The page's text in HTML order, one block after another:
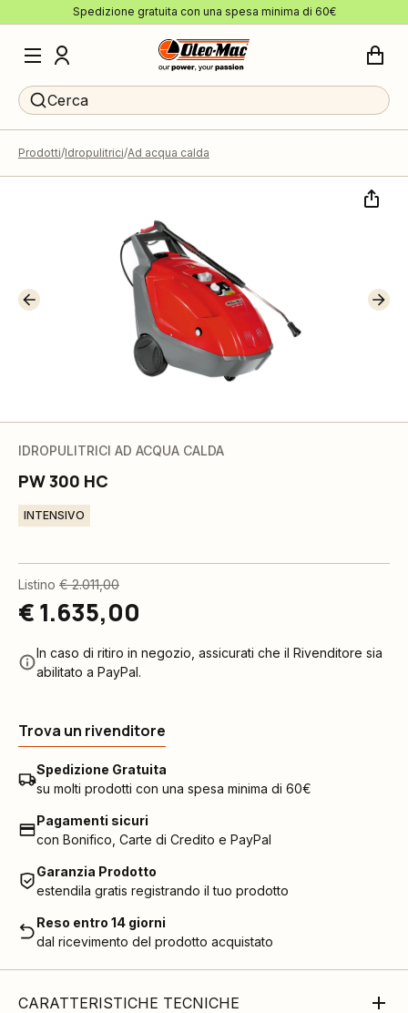
Spedizione gratuita con una spesa minima di 60€
Cerca
Prodotti Idropulitrici Ad acqua calda
IDROPULITRICI AD ACQUA CALDA
PW 300 HC
INTENSIVO
Listino € 2.011,00
€ 1.635,00
In caso di ritiro in negozio, assicurati che il Rivenditore sia
abilitato a PayPal.
Trova un rivenditore
Spedizione Gratuita
su molti prodotti con una spesa minima di 60€
Pagamenti sicuri
con Bonifico, Carte di Credito e PayPal
Garanzia Prodotto
estendila gratis registrando il tuo prodotto
Reso entro 14 giorni
dal ricevimento del prodotto acquistato
CARATTERISTICHE TECNICHE